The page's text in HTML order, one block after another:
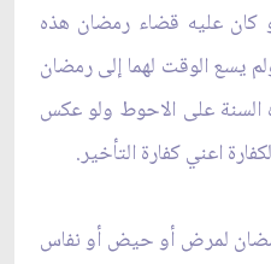
كان عليه قضاء رمضان هذه
يسع الوقت لهما إلى رمضان
السنة على الاحوط ولو عكس
اعني كفارة التأخير.
لمرض أو حيض أو نفاس